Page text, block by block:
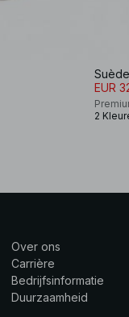
EUR
2
Over ons
Carrière
Bedrijfsinformatie
Duurzaamheid